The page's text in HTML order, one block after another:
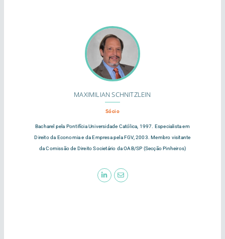
MAXIMILIAN SCHNITZLEIN
Sócio
Bacharel pela Pontifícia Universidade Católica, 1997. Especialista em
Direito da Economia e da Empresa pela FGV, 2003. Membro visitante
da Comissão de Direito Societário da OAB/SP (Secção Pinheiros)